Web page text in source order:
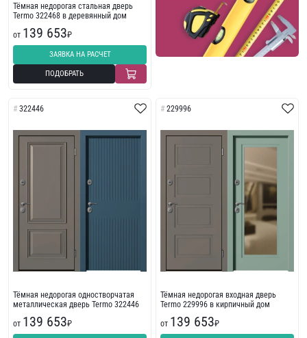
Тёмная недорогая стальная дверь
Termo 322468 в деревянный дом
от 139 653₽
ЗАЯВКА НА РАСЧЕТ
ПОДОБРАТЬ
322446
Тёмная недорогая одностворчатая
металлическая дверь Termo 322446
от 139 653₽
229996
Тёмная недорогая входная дверь
Termo 229996 в кирпичный дом
от 139 653₽